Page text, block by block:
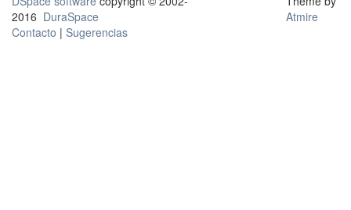
2016 DuraSpace
Contacto | Sugerencias
Atmire